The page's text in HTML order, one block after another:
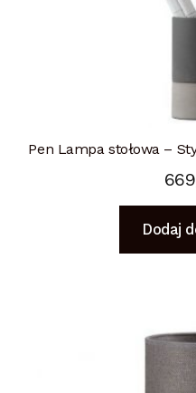
Pen Lampa stołowa –
Dodaj